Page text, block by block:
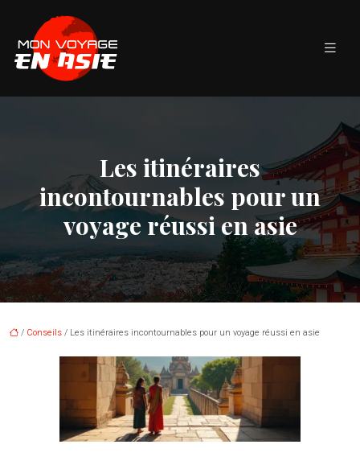
Les itinéraires
incontournables pour un
voyage réussi en asie
/ Conseils/ Les itinéraires incontournables pour un voyage réussi en asie